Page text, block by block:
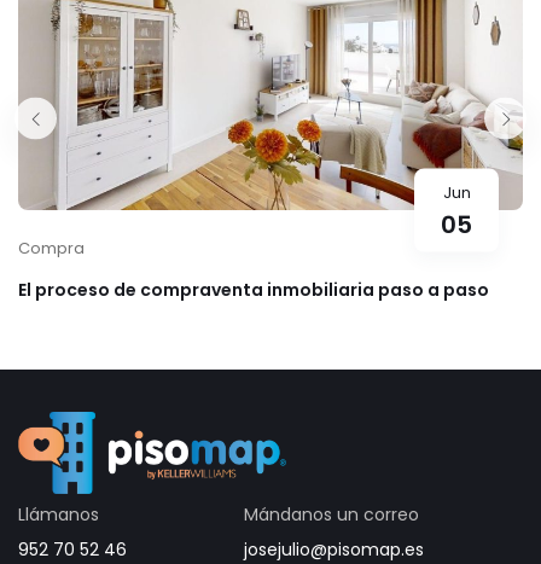
Jun
05
Compra
El proceso de compraventa inmobiliaria paso a paso
Llámanos
952 70 52 46
Mándanos un correo
josejulio@pisomap.es